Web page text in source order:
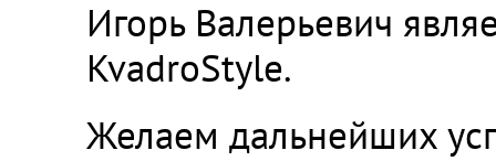
Игорь Валерьевич
KvadroStyle.
Желаем дальнейших